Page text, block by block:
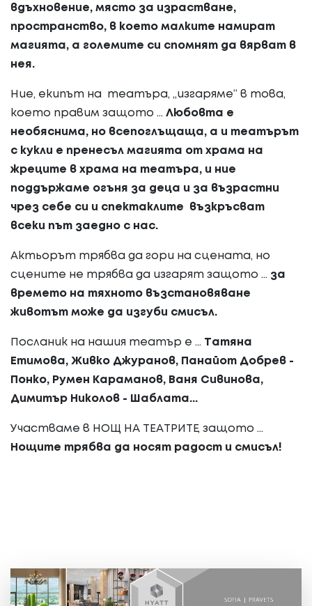
вдъхновение, място за израстване,
пространство, в което малките намират
магията, а големите си спомнят да вярват в
нея.
Ние, екипът на театъра, „изгаряме“ в това,
което правим защото ...Любовта е
необяснима, но всепоглъщаща, а и театърът
с кукли е пренесъл магията от храма на
жреците в храма на театъра, и ние
поддържаме огъня за деца и за възрастни
чрез себе си и спектаклите възкръсват
всеки път заедно с нас.
Актьорът трябва да гори на сцената, но
сцените не трябва да изгарят защото ... за
времето на тяхното възстановяване
животът може да изгуби смисъл.
Посланик на нашия театър е ... Татяна
Етимова, Живко Джуранов, Панайот Добрев -
Понко, Румен Караманов, Ваня Сивинова,
Димитър Николов - Шаблата...
Участваме в НОЩ НА ТЕАТРИТЕ, защото ...
Нощите трябва да носят радост и смисъл!